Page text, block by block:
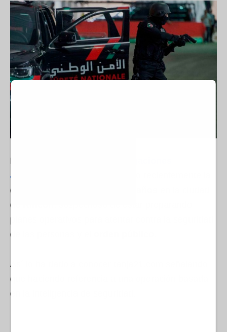
La
Judiciales
detención de un hombre de
de
planes operativos para atentar contra la seguridad
de las personas y el
Así lo ha dado a conocer tanja21.com señalando
que haciendo referencia a una operación basada
en la inteligencia de seguridad.